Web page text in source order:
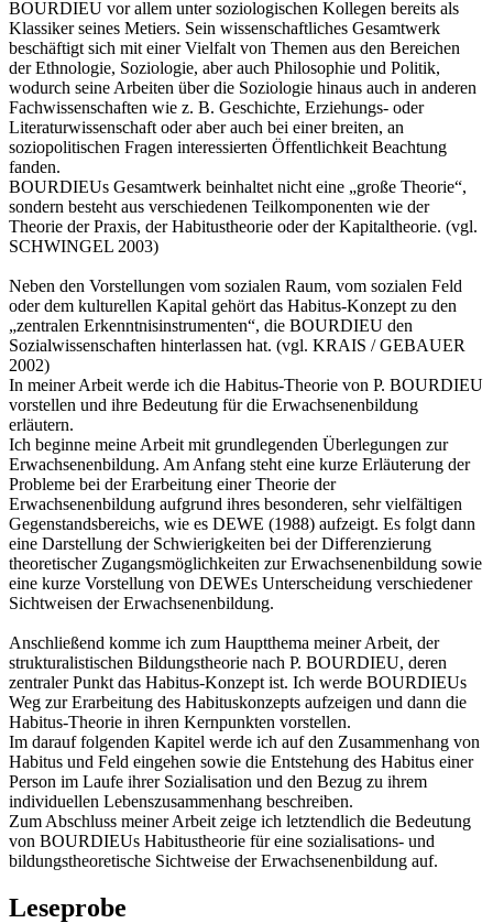
BOURDIEU vor allem unter soziologischen Kollegen bereits als
Klassiker seines Metiers. Sein wissenschaftliches Gesamtwerk
beschäftigt sich mit einer Vielfalt von Themen aus den Bereichen
der Ethnologie, Soziologie, aber auch Philosophie und Politik,
wodurch seine Arbeiten über die Soziologie hinaus auch in anderen
Fachwissenschaften wie z. B. Geschichte, Erziehungs- oder
Literaturwissenschaft oder aber auch bei einer breiten, an
soziopolitischen Fragen interessierten Öffentlichkeit Beachtung
fanden.
BOURDIEUs Gesamtwerk beinhaltet nicht eine „große Theorie“,
sondern besteht aus verschiedenen Teilkomponenten wie der
Theorie der Praxis, der Habitustheorie oder der Kapitaltheorie. (vgl.
SCHWINGEL 2003)
Neben den Vorstellungen vom sozialen Raum, vom sozialen Feld
oder dem kulturellen Kapital gehört das Habitus-Konzept zu den
„zentralen Erkenntnisinstrumenten“, die BOURDIEU den
Sozialwissenschaften hinterlassen hat. (vgl. KRAIS / GEBAUER
2002)
In meiner Arbeit werde ich die Habitus-Theorie von P. BOURDIEU
vorstellen und ihre Bedeutung für die Erwachsenenbildung
erläutern.
Ich beginne meine Arbeit mit grundlegenden Überlegungen zur
Erwachsenenbildung. Am Anfang steht eine kurze Erläuterung der
Probleme bei der Erarbeitung einer Theorie der
Erwachsenenbildung aufgrund ihres besonderen, sehr vielfältigen
Gegenstandsbereichs, wie es DEWE (1988) aufzeigt. Es folgt dann
eine Darstellung der Schwierigkeiten bei der Differenzierung
theoretischer Zugangsmöglichkeiten zur Erwachsenenbildung sowie
eine kurze Vorstellung von DEWEs Unterscheidung verschiedener
Sichtweisen der Erwachsenenbildung.
Anschließend komme ich zum Hauptthema meiner Arbeit, der
strukturalistischen Bildungstheorie nach P. BOURDIEU, deren
zentraler Punkt das Habitus-Konzept ist. Ich werde BOURDIEUs
Weg zur Erarbeitung des Habituskonzepts aufzeigen und dann die
Habitus-Theorie in ihren Kernpunkten vorstellen.
Im darauf folgenden Kapitel werde ich auf den Zusammenhang von
Habitus und Feld eingehen sowie die Entstehung des Habitus einer
Person im Laufe ihrer Sozialisation und den Bezug zu ihrem
individuellen Lebenszusammenhang beschreiben.
Zum Abschluss meiner Arbeit zeige ich letztendlich die Bedeutung
von BOURDIEUs Habitustheorie für eine sozialisations- und
bildungstheoretische Sichtweise der Erwachsenenbildung auf.
Leseprobe